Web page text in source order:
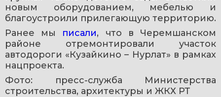
новым оборудованием, мебелью и
благоустроили прилегающую территорию.
Ранее мы писали, что в Черемшанском
районе отремонтировали участок
автодороги «Кузайкино – Нурлат» в рамках
нацпроекта.
Фото: пресс-служба Министерства
строительства, архитектуры и ЖКХ РТ